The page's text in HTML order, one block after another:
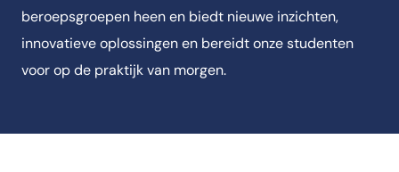
beroepsgroepen heen en biedt nieuwe inzichten,
innovatieve oplossingen en bereidt onze studenten
voor op de praktijk van morgen.